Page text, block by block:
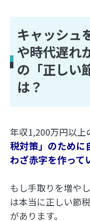
キャッシュ
や時代遅れ
の「正しい
は？
年収1,200万円以上
税対策」のために
わざ赤字を作って
もし手取りを増や
は本当に正しい節
があります。